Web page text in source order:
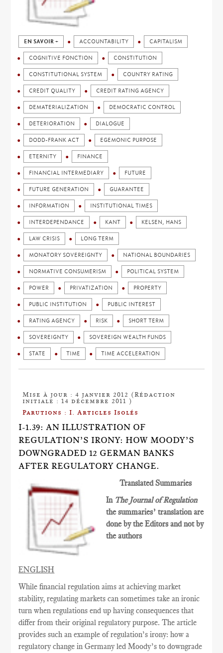
EN SAVOIR + ACCOUNTABILITY CAPITALISM
COGNITIVE FONCTION CONSTITUTION
CONSTITUTIONAL SYSTEM COUNTRY RATING
CREDIT QUALITY CREDIT RATING AGENCY
DEMATERIALIZATION DEMOCRATIC CONTROL
DETERIORATION DIALOGUE
DODD-FRANK ACT EGEMONIC PURPOSE
ETERNITY FINANCE
FINANCIAL INTERMEDIARY FUTURE
FUTURE GENERATION GUARANTEE
INFORMATION INSTITUTIONAL TIMES
INTERDEPENDANCE KANT KELSEN, HANS
LAW CRISIS LONG TERM
MONATORY SOVEREIGNTY NATIONAL BOUNDARIES
NORMATIVE CONSUMERISM POLITICAL SYSTEM
POWER PRIVATIZATION PROPERTY
PUBLIC INSTITUTION PUBLIC INTEREST
RATING AGENCY RISK SHORT TERM
SOVEREIGNTY SOVEREIGN WEALTH FUNDS
STATE TIME TIME ACCELERATION
Mise à jour : 4 janvier 2012 (Rédaction
initiale : 14 décembre 2011 )
Parutions : I. Articles Isolés
I-1.39: AN ILLUSTRATION OF
REGULATION’S IRONY: HOW MOODY’S
DOWNGRADED 12 GERMAN BANKS
AFTER REGULATORY CHANGE.
Translated Summaries
In The Journal of Regulation
the summaries’ translation are
done by the Editors and not by
the authors
ENGLISH
While financial regulation aims at achieving market
stability, regulating markets can sometimes take an ironic
turn when regulations end up having consequences that
differ from their original regulatorypurpose. The article
provides such an example of regulation’s irony: how a
regulatory change in Germany led Moody’s to downgrade